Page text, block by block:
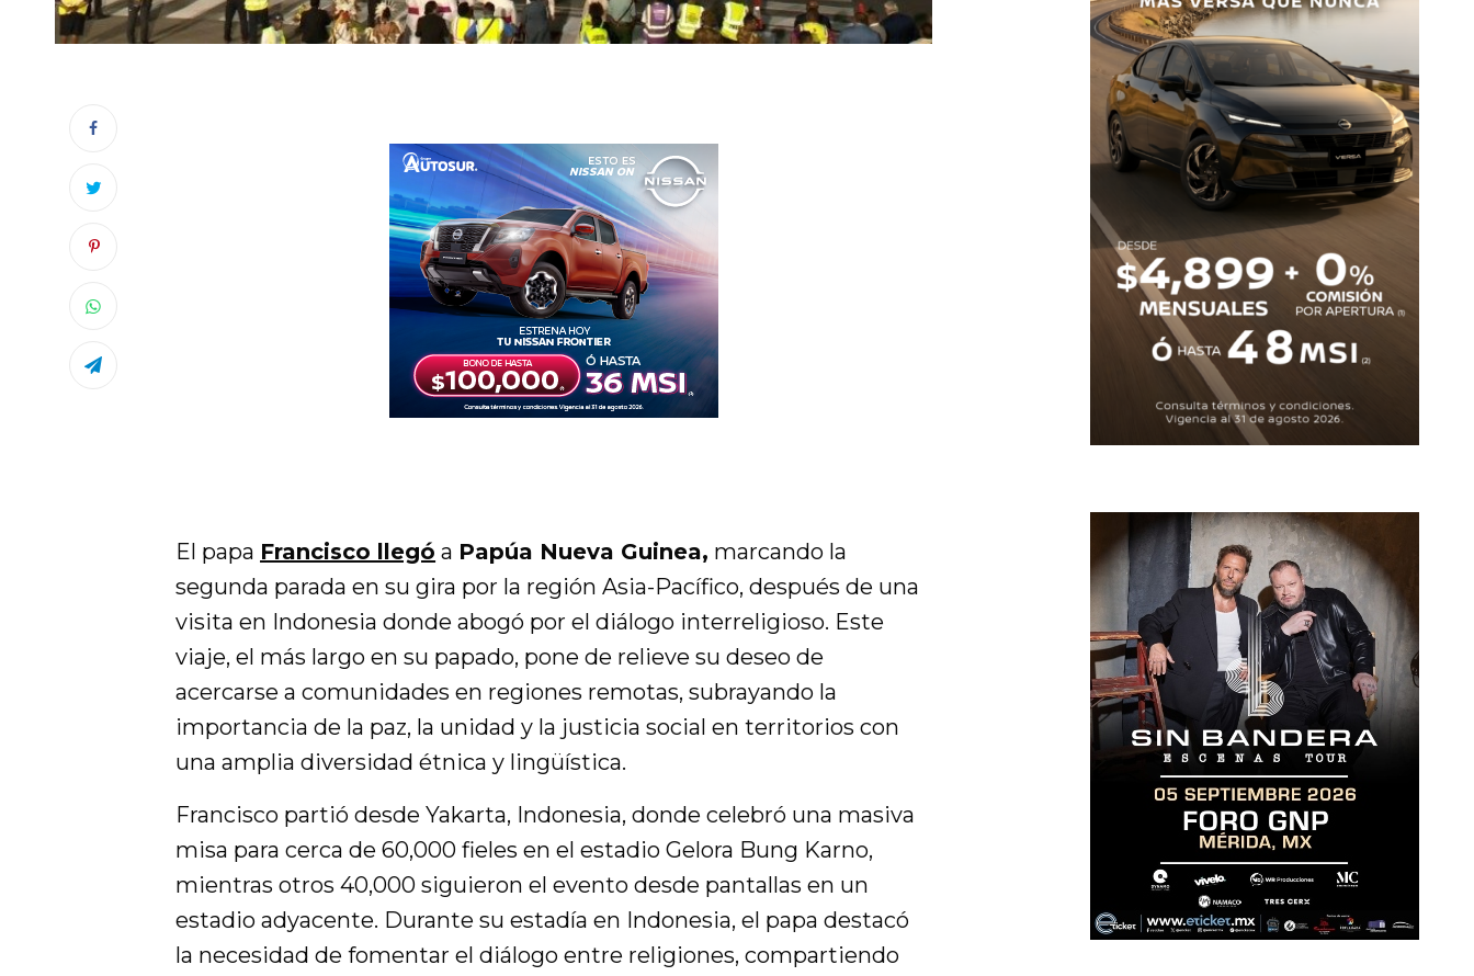
El papa Francisco llegó a Papúa Nueva Guinea, marcando la
segunda parada en su gira por la región Asia-Pacífico, después de una
visita en Indonesia donde abogó por el diálogo interreligioso. Este
viaje, el más largo en su papado, pone de relieve su deseo de
acercarse a comunidades en regiones remotas, subrayando la
importancia de la paz, la unidad y la justicia social en territorios con
una amplia diversidad étnica y lingüística.
Francisco partió desde Yakarta, Indonesia, donde celebró una masiva
misa para cerca de 60,000 fieles en el estadio Gelora Bung Karno,
mientras otros 40,000 siguieron el evento desde pantallas en un
estadio adyacente. Durante su estadía en Indonesia, el papa destacó
la necesidad de fomentar el diálogo entre religiones, compartiendo